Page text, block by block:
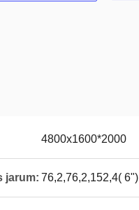
4800x1600*2000
jarum: 76,2,76,2,152,4( 6")